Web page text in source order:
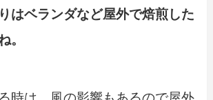
はベランダなど屋外で焙煎した
。